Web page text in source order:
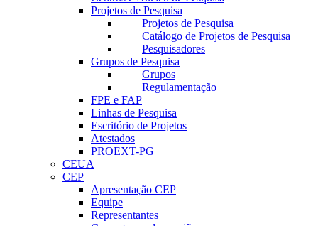
Projetos de Pesquisa
Projetos de Pesquisa
Catálogo de Projetos de Pesquisa
Pesquisadores
Grupos de Pesquisa
Grupos
Regulamentação
FPE e FAP
Linhas de Pesquisa
Escritório de Projetos
Atestados
PROEXT-PG
CEUA
CEP
Apresentação CEP
Equipe
Representantes